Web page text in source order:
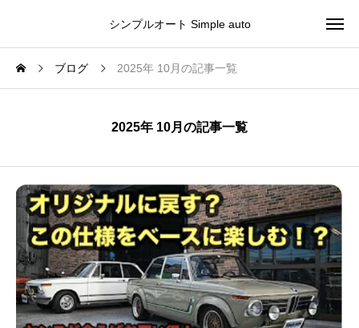
シンプルオート Simple auto
ブログ 2025年 10月の記事一覧
2025年 10月の記事一覧